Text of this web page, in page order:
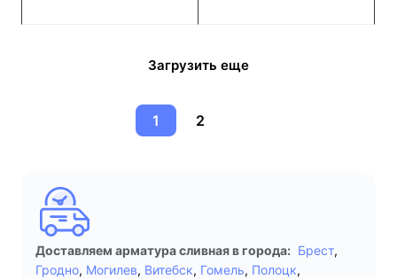
Загрузить еще
1 2
Доставляем арматура сливная в города: Брест,
Гродно, Могилев, Витебск, Гомель, Полоцк,